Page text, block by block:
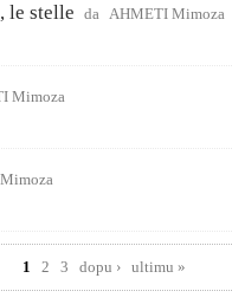
le stelle da AHMETI Mimoza
Mimoza
1
2 3 dopu › ultimu »